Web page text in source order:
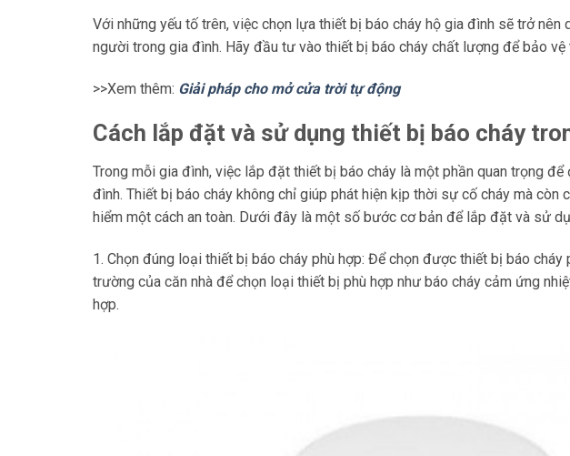
Với những yếu tố trên, việc chọn lựa thiết bị báo cháy hộ gia đình sẽ trở nên
người trong gia đình. Hãy đầu tư vào thiết bị báo cháy chất lượng để bảo vệ
>>Xem thêm: Giải pháp cho mở cửa trời tự động
Cách lắp đặt và sử dụng thiết bị báo cháy
Trong mỗi gia đình, việc lắp đặt thiết bị báo cháy là một phần quan trọng
đình. Thiết bị báo cháy không chỉ giúp phát hiện kịp thời sự cố cháy mà còn
hiểm một cách an toàn. Dưới đây là một số bước cơ bản để lắp đặt và sử
1. Chọn đúng loại thiết bị báo cháy phù hợp: Để chọn được thiết bị báo
trường của căn nhà để chọn loại thiết bị phù hợp như báo cháy cảm ứng
hợp.